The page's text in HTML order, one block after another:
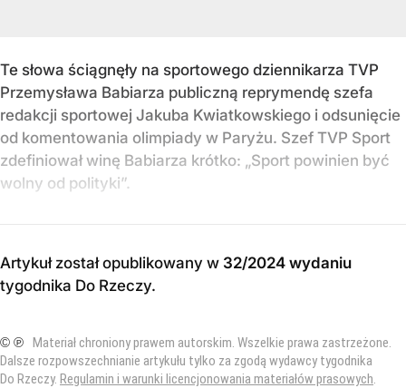
Te słowa ściągnęły na sportowego dziennikarza TVP
Przemysława Babiarza publiczną reprymendę szefa
redakcji sportowej Jakuba Kwiatkowskiego i odsunięcie
od komentowania olimpiady w Paryżu. Szef TVP Sport
zdefiniował winę Babiarza krótko: „Sport powinien być
wolny od polityki”.
Artykuł został opublikowany w 32/2024 wydaniu
tygodnika Do Rzeczy.
© ℗ Materiał chroniony prawem autorskim. Wszelkie prawa zastrzeżone.
Dalsze rozpowszechnianie artykułu tylko za zgodą wydawcy tygodnika
Do Rzeczy. Regulamin i warunki licencjonowania materiałów prasowych